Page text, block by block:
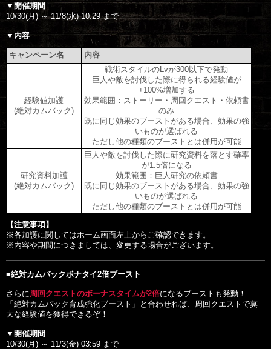
▼開催期間
10/30(月) ～ 11/8(水) 10:29 まで
▼内容
キャンペーン名 内容
経験値加護
(絶対カムバック)
戦術スタイルのLvが300以下で発動
巨人や敵を討伐した際に得られる経験値が
+100%増加する
効果範囲：ストーリー・周回クエスト・依頼書
のみ
既に同じ効果のブーストがある場合、効果の強
いものが選ばれる
ただし他の種類のブーストとは併用が可能
研究資料加護
(絶対カムバック)
巨人や敵を討伐した際に研究資料を落とす確率
が1.5倍になる
効果範囲：巨人研究の依頼書
既に同じ効果のブーストがある場合、効果の強
いものが選ばれる
ただし他の種類のブーストとは併用が可能
【注意事項】
※各加護に関してはホーム画面左上からご確認できます。
※内容や期間につきましては、変更する場合がございます。
■絶対カムバックボナタイ2倍ブースト
さらに周回クエストのボーナスタイムが2倍になるブーストも発動！
「絶対カムバック育成強化ブースト」と合わせれば、周回クエストで莫
大な経験値を獲得できるぞ！
▼開催期間
10/30(月) ～ 11/3(金) 03:59 まで